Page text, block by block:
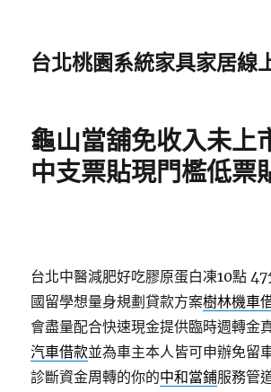
台北桃園系統家具家居線
龜山當舖免收入未上
中支票貼現門檻低票
台北中醫減肥好吃膠原蛋白凍10點 47
國留學想量身規劃貸款方案樹林機車
會盡量配合快速現金提供臨時週轉金
汽車借款並為車主本人皆可申辦免留
診斷資金周轉的你的中和當鋪服務管